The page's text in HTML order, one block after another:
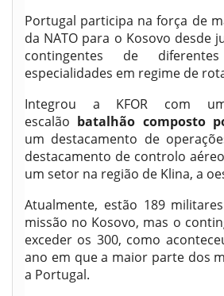
Portugal participa na força de
da NATO para o Kosovo desde
contingentes de
especialidades em regime de
Integrou a KFOR com
escalão batalhão composto
um destacamento de
destacamento de controlo
um setor na região de Klina, a
Atualmente, estão 189
missão no Kosovo, mas o
exceder os 300, como
ano em que a maior parte dos
a Portugal.